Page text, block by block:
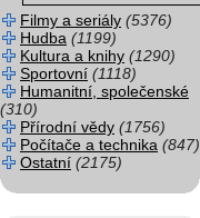
Filmy a seriály (5376)
Hudba (1199)
Kultura a knihy (1290)
Sportovní (1118)
Humanitní, společenské
(310)
Přírodní vědy (1756)
Počítače a technika (847)
Ostatní (2175)